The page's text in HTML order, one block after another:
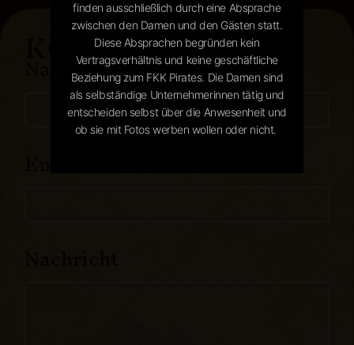
KONTAKT
Name
finden ausschließlich durch eine Absprache
zwischen den Damen und den Gästen statt.
Diese Absprachen begründen kein
Vertragsverhältnis und keine geschäftliche
Beziehung zum FKK Pirates. Die Damen sind
als selbständige Unternehmerinnen tätig und
entscheiden selbst über die Anwesenheit und
ob sie mit Fotos werben wollen oder nicht. ​